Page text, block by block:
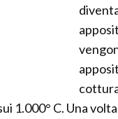
1.000° C. Una